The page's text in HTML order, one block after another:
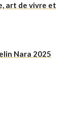
art de vivre et
Nara 2025